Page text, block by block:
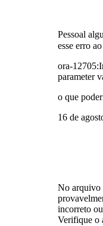
Pessoal
esse erro
ora-
parameter
o que
16 de
No arquivo
incorreto
Verifique o